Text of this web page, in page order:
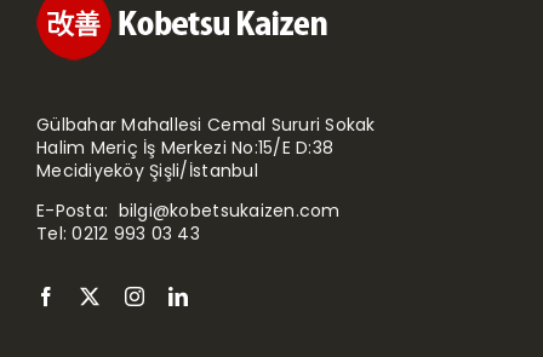
Gülbahar Mahallesi Cemal Sururi Sokak
Halim Meriç İş Merkezi No:15/E D:38
Mecidiyeköy Şişli/İstanbul
E-Posta: bilgi@kobetsukaizen.com
Tel:0212 993 03 43